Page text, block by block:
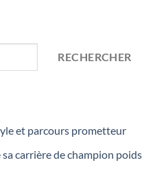
RECHERCHER
et parcours prometteur
carrière de champion poids